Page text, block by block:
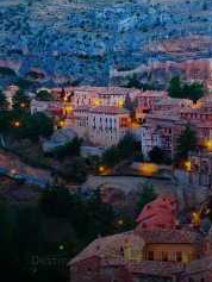
Destinos Europa